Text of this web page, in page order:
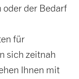
der Bedarf
für
sich zeitnah
Ihnen mit